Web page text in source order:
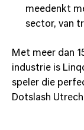
meedenkt
sector, van
Met meer dan
industrie is
speler die
Dotslash